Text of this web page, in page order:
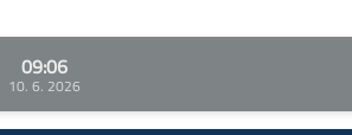
09:06
10. 6. 2026